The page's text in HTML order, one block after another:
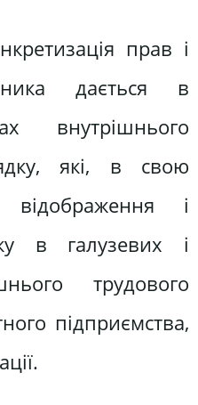
прав і
дається в
внутрішнього
які, в свою
відображення і
в галузевих і
трудового
підприємства,